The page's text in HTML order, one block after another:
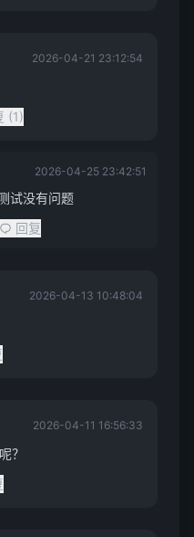
2026-04-21 23:12:54
(1)
2026-04-25 23:42:51
试没有问题
回复
2026-04-13 10:48:04
2026-04-11 16:56:33
？